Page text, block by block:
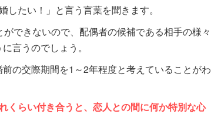
したい！」 と言う言葉を聞きます。
できないので、配偶者の候補である相手の様々
言うのでしょう。
の交際期間を1～2年程度と考えていることがわ
くらい付き合うと、恋人との間に何か特別な心